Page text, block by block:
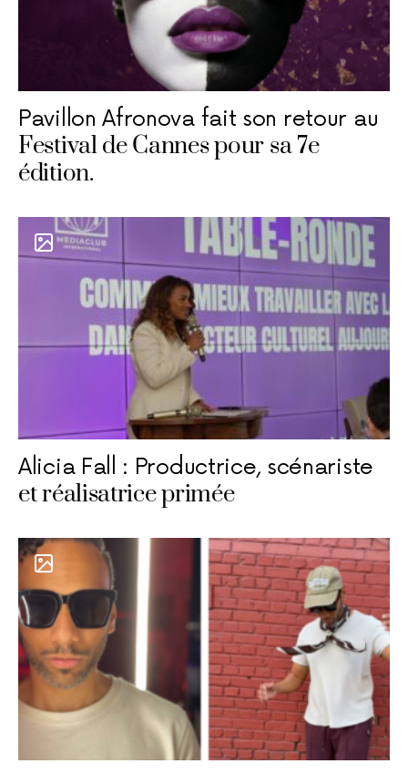
Pavillon Afronova fait son retour au
Festival de Cannes pour sa 7e
édition.
Alicia Fall : Productrice, scénariste
et réalisatrice primée